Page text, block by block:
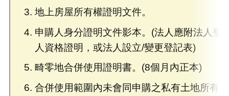
地上房屋所有權證明文件。
申購人身分證明文件影本。(法人應附法人登
人資格證明，或法人設立/變更登記表)
畸零地合併使用證明書。(8個月內正本)
合併使用範圍內未會同申購之私有土地所有